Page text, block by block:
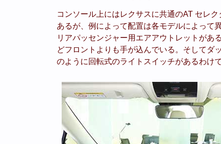
コンソール上にはレクサスに共通のAT セレ
あるが、例によって配置は各モデルによって
リアパッセンジャー用エアアウトレットがあ
どフロントよりも手が込んでいる。そしてダ
のように回転式のライトスイッチがあるわけ